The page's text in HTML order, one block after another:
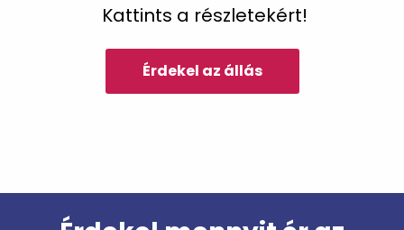
Kattints a részletekért!
Érdekel az állás